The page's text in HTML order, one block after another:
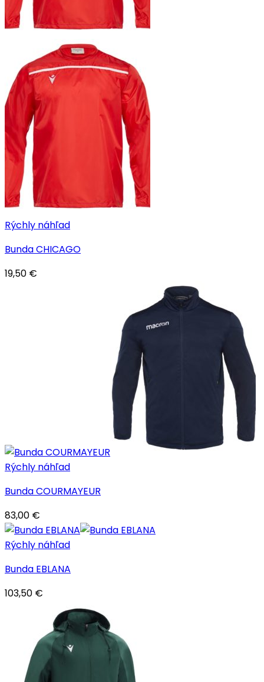
Rýchly náhľad
Bunda CHICAGO
19,50 €
Rýchly náhľad
Bunda COURMAYEUR
83,00 €
Rýchly náhľad
Bunda EBLANA
103,50 €